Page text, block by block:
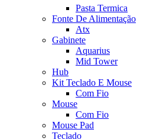
Pasta Termica
Fonte De Alimentação
Atx
Gabinete
Aquarius
Mid Tower
Hub
Kit Teclado E Mouse
Com Fio
Mouse
Com Fio
Mouse Pad
Teclado